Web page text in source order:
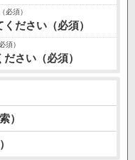
ださい（必須）
さい（必須）
）